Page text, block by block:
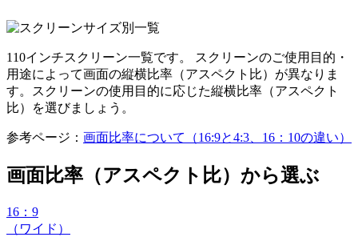
110インチスクリーン一覧です。 スクリーンのご使用目的・
用途によって画面の縦横比率（アスペクト比）が異なりま
す。スクリーンの使用目的に応じた縦横比率（アスペクト
比）を選びましょう。
参考ページ： 画面比率について（16:9と4:3、16：10の違い）
画面比率（アスペクト比）から選ぶ
16：9
（ワイド）